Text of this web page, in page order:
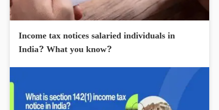
Income tax notices salaried individuals in
India? What you know?